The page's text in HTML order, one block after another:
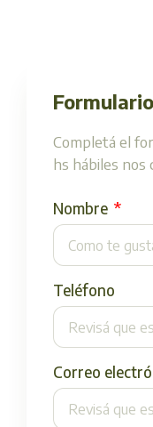
Completá el
hs hábiles nos
Nombre
Teléfono
Correo